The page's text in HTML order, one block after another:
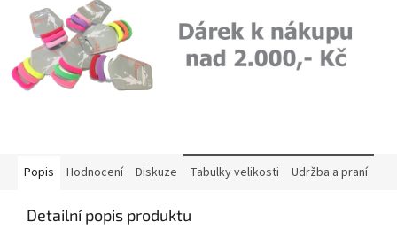
Popis Hodnocení Diskuze Tabulky velikosti Udržba a praní
Detailní popis produktu